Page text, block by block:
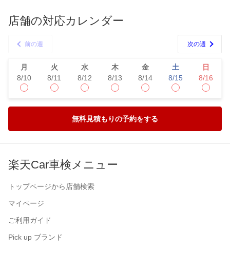
店舗の対応カレンダー
前の週 次の週
月
8/10
火
8/11
水
8/12
木
8/13
金
8/14
土
8/15
日
8/16
無料見積もりの予約をする
楽天Car車検メニュー
トップページから店舗検索
マイページ
ご利用ガイド
Pick up ブランド